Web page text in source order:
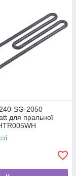
SG-2050
для пральної